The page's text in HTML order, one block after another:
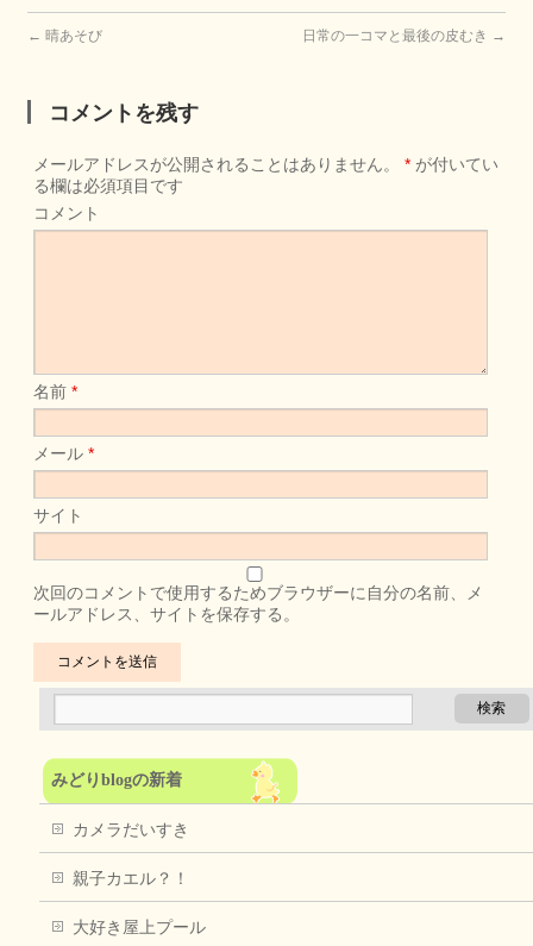
← 晴あそび 日常の一コマと最後の皮むき →
コメントを残す
メールアドレスが公開されることはありません。 * が付いてい
る欄は必須項目です
コメント
名前*
メール*
サイト
次回のコメントで使用するためブラウザーに自分の名前、メ
ールアドレス、サイトを保存する。
みどりblogの新着
カメラだいすき
親子カエル？！
大好き屋上プール